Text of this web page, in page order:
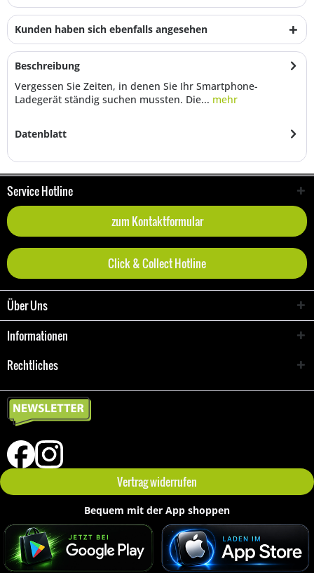
Kunden haben sich ebenfalls angesehen
Beschreibung
Vergessen Sie Zeiten, in denen Sie Ihr Smartphone-
Ladegerät ständig suchen mussten. Die... mehr
Datenblatt
Service Hotline
zum Kontaktformular
Click & Collect Hotline
Über Uns
Informationen
Rechtliches
Vertrag widerrufen
Bequem mit der App shoppen